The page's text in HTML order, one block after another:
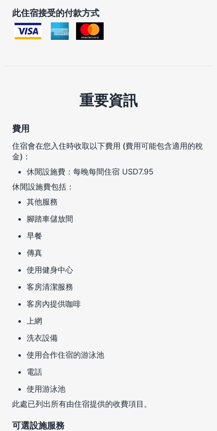
此住宿接受的付款方式
重要資訊
費用
住宿會在您入住時收取以下費用 (費用可能包含適用的稅
金)：
休閒設施費：每晚每間住宿 USD7.95
休閒設施費包括：
其他服務
腳踏車儲放間
早餐
傳真
使用健身中心
客房清潔服務
客房內提供咖啡
上網
洗衣設備
使用合作住宿的游泳池
電話
使用游泳池
此處已列出所有由住宿提供的收費項目。
可選設施服務